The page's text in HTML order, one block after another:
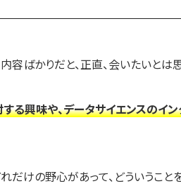
容ばかりだと、正直、会いたいとは
する興味や、データサイエンスのイ
だけの野心があって、どういうこと